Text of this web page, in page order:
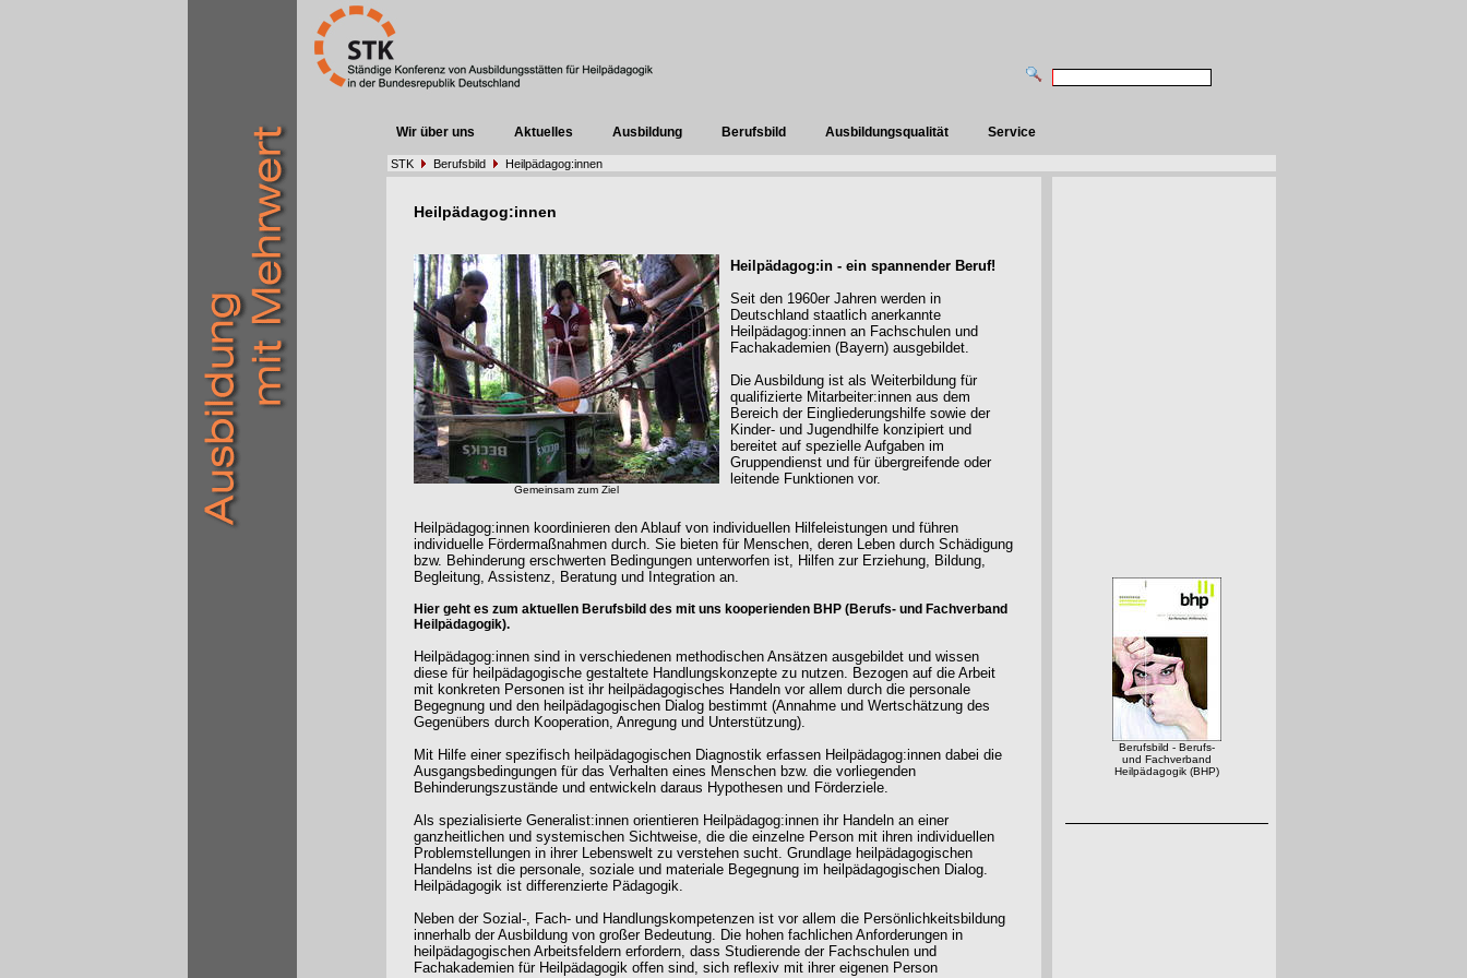
Wir über uns Aktuelles Ausbildung Berufsbild Ausbildungsqualität Service
STK Berufsbild Heilpädagog:innen
Heilpädagog:innen
Gemeinsam zum Ziel
Heilpädagog:in - ein spannender Beruf!
Seit den 1960er Jahren werden in
Deutschland staatlich anerkannte
Heilpädagog:innen an Fachschulen und
Fachakademien (Bayern) ausgebildet.
Die Ausbildung ist als Weiterbildung für
qualifizierte Mitarbeiter:innen aus dem
Bereich der Eingliederungshilfe sowie der
Kinder- und Jugendhilfe konzipiert und
bereitet auf spezielle Aufgaben im
Gruppendienst und für übergreifende oder
leitende Funktionen vor.
Heilpädagog:innen koordinieren den Ablauf von individuellen Hilfeleistungen und führen
individuelle Fördermaßnahmen durch. Sie bieten für Menschen, deren Leben durch Schädigung
bzw. Behinderung erschwerten Bedingungen unterworfen ist, Hilfen zur Erziehung, Bildung,
Begleitung, Assistenz, Beratung und Integration an.
Hier geht es zum aktuellen Berufsbild des mit uns kooperienden BHP (Berufs- und Fachverband
Heilpädagogik).
Heilpädagog:innen sind in verschiedenen methodischen Ansätzen ausgebildet und wissen
diese für heilpädagogische gestaltete Handlungskonzepte zu nutzen. Bezogen auf die Arbeit
mit konkreten Personen ist ihr heilpädagogisches Handeln vor allem durch die personale
Begegnung und den heilpädagogischen Dialog bestimmt (Annahme und Wertschätzung des
Gegenübers durch Kooperation, Anregung und Unterstützung).
Mit Hilfe einer spezifisch heilpädagogischen Diagnostik erfassen Heilpädagog:innen dabei die
Ausgangsbedingungen für das Verhalten eines Menschen bzw. die vorliegenden
Behinderungszustände und entwickeln daraus Hypothesen und Förderziele.
Als spezialisierte Generalist:innen orientieren Heilpädagog:innen ihr Handeln an einer
ganzheitlichen und systemischen Sichtweise, die die einzelne Person mit ihren individuellen
Problemstellungen in ihrer Lebenswelt zu verstehen sucht. Grundlage heilpädagogischen
Handelns ist die personale, soziale und materiale Begegnung im heilpädagogischen Dialog.
Heilpädagogik ist differenzierte Pädagogik.
Neben der Sozial-, Fach- und Handlungskompetenzen ist vor allem die Persönlichkeitsbildung
innerhalb der Ausbildung von großer Bedeutung. Die hohen fachlichen Anforderungen in
heilpädagogischen Arbeitsfeldern erfordern, dass Studierende der Fachschulen und
Fachakademien für Heilpädagogik offen sind, sich reflexiv mit ihrer eigenen Person
Berufsbild - Berufs-
und Fachverband
Heilpädagogik (BHP)